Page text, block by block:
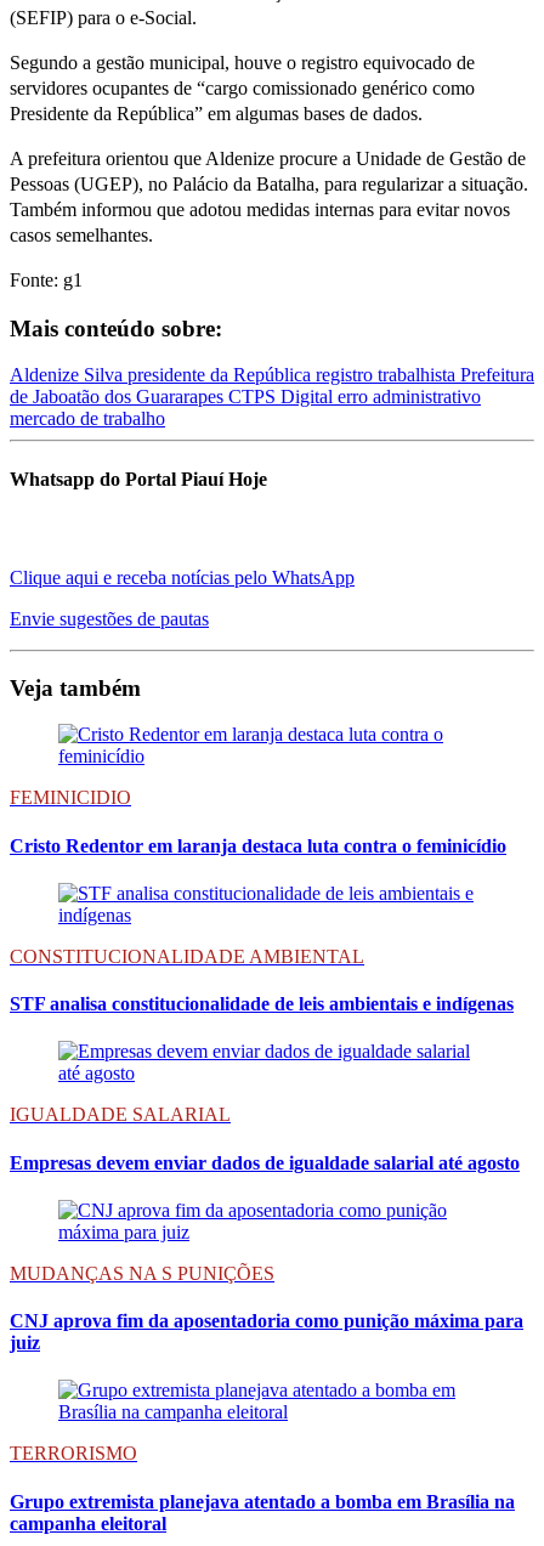
(SEFIP) para o e-Social.
Segundo a gestão municipal, houve o registro equivocado de
servidores ocupantes de “cargo comissionado genérico como
Presidente da República” em algumas bases de dados.
A prefeitura orientou que Aldenize procure a Unidade de Gestão de
Pessoas (UGEP), no Palácio da Batalha, para regularizar a situação.
Também informou que adotou medidas internas para evitar novos
casos semelhantes.
Fonte: g1
Mais conteúdo sobre:
Aldenize Silva presidente da República registro trabalhista Prefeitura
de Jaboatão dos Guararapes CTPS Digital erro administrativo
mercado de trabalho
Whatsapp do Portal Piauí Hoje
Clique aqui e receba notícias pelo WhatsApp
Envie sugestões de pautas
Veja também
FEMINICIDIO
Cristo Redentor em laranja destaca luta contra o feminicídio
CONSTITUCIONALIDADE AMBIENTAL
STF analisa constitucionalidade de leis ambientais e indígenas
IGUALDADE SALARIAL
Empresas devem enviar dados de igualdade salarial até agosto
MUDANÇAS NA S PUNIÇÕES
CNJ aprova fim da aposentadoria como punição máxima para
juiz
TERRORISMO
Grupo extremista planejava atentado a bomba em Brasília na
campanha eleitoral